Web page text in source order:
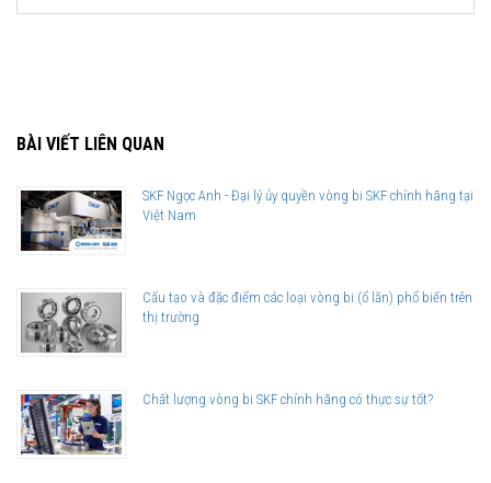
BÀI VIẾT LIÊN QUAN
SKF Ngọc Anh - Đại lý ủy quyền vòng bi SKF chính hãng tại
Việt Nam
Cấu tạo và đặc điểm các loại vòng bi (ổ lăn) phổ biến trên
thị trường
Chất lượng vòng bi SKF chính hãng có thực sự tốt?